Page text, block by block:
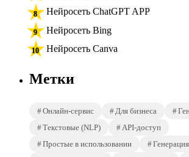
Нейросеть ChatGPT APP
Нейросеть Bing
Нейросеть Canva
Метки
Онлайн-сервис Для бизнеса
Текстовые (NLP)
API-доступ
Простые в использовании